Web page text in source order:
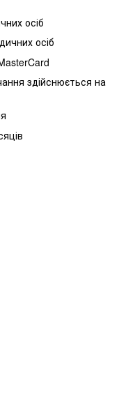
осіб
осіб
здійснюється на